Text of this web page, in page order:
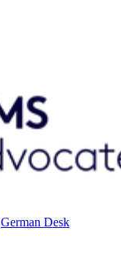
German Desk